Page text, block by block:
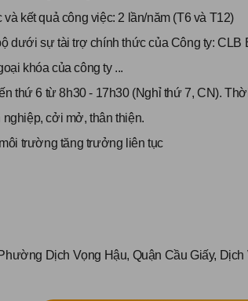
kết quả công việc: 2 lần/năm (T6 và T12)
dưới sự tài trợ chính thức của Công ty: CLB
khóa của công ty ...
thứ 6 từ 8h30 - 17h30 (Nghỉ thứ 7, CN).
cởi mở, thân thiện.
trường tăng trưởng liên tục
Dịch Vọng Hậu, Quận Cầu Giấy,